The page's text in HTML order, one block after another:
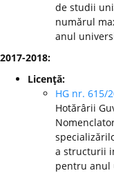
de studii
numărul
anul
2017-2018:
Licenţă:
HG nr. 615/
Hotărârii
a structurii
pentru anul